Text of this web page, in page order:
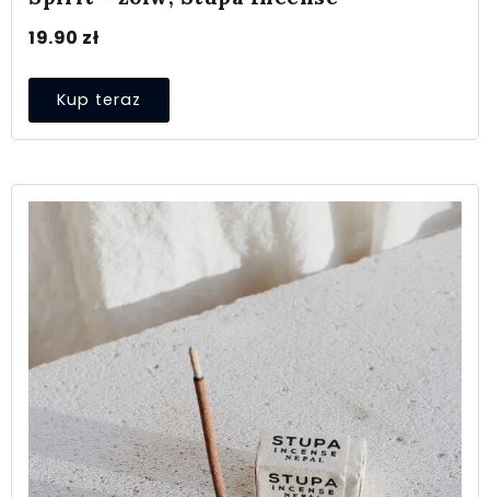
19.90 zł
Kup teraz